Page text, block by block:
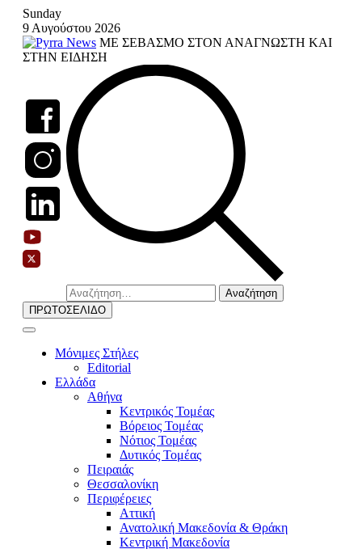
Skip
content
Sunday
9 Αυγούστου 2026
ΜΕ ΣΕΒΑΣΜΟ ΣΤΟΝ ΑΝΑΓΝΩΣΤΗ ΚΑΙ
ΣΤΗΝ ΕΙΔΗΣΗ
Αναζήτηση
για:
ΠΡΩΤΟΣΕΛΙΔΟ
Μόνιμες Στήλες
Editorial
Ελλάδα
Αθήνα
Κεντρικός Τομέας
Βόρειος Τομέας
Νότιος Τομέας
Δυτικός Τομέας
Πειραιάς
Θεσσαλονίκη
Περιφέρειες
Αττική
Ανατολική Μακεδονία & Θράκη
Κεντρική Μακεδονία